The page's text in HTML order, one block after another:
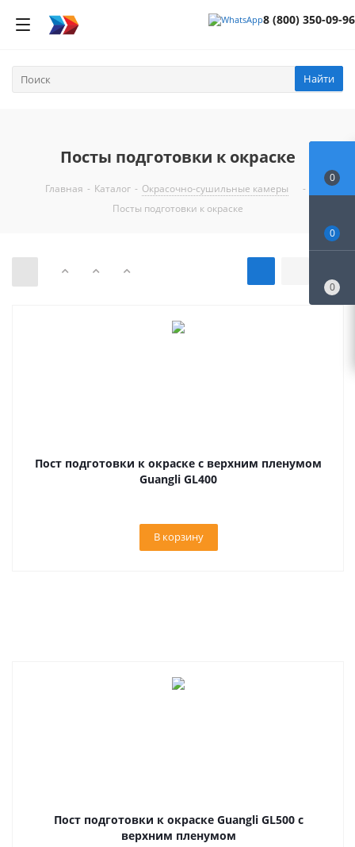
8 (800) 350-09-96
Найти
Посты подготовки к окраске
Главная - Каталог - Окрасочно-сушильные камеры
-
Посты подготовки к окраске
Пост подготовки к окраске с верхним пленумом
Guangli GL400
В корзину
Пост подготовки к окраске Guangli GL500 с
верхним пленумом
0
0
0